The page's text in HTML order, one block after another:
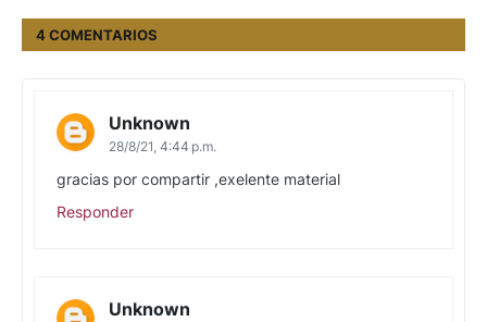
4 COMENTARIOS
Unknown
28/8/21, 4:44 p.m.
gracias por compartir ,exelente material
Responder
Unknown